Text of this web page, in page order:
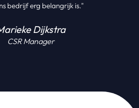
bedrijf erg belangrijk is."
Dijkstra
CSR Manager